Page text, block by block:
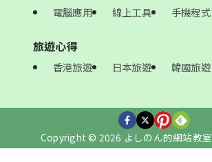
電腦應用 線上工具 手機程式
旅遊心得
香港旅遊 日本旅遊 韓國旅遊
Copyright © 2026 よしのん的網站教室